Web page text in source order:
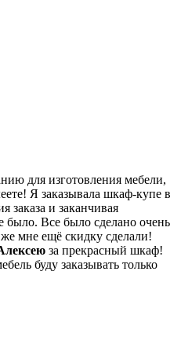
для изготовления мебели,
Я заказывала шкаф-купе в
заказа и заканчивая
Все было сделано очень
мне ещё скидку сделали!
за прекрасный шкаф!
буду заказывать только